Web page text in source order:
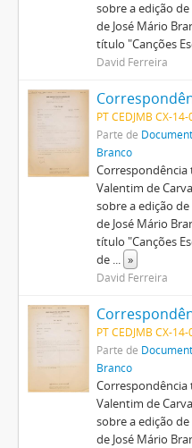
sobre a edição
de José Mário
título "Canções
David Ferreira
PT CEDJMB CX-
Parte de
Branco
Correspondência
Valentim de
sobre a edição
de José Mário
título "Canções
de ... »
David Ferreira
PT CEDJMB CX-
Parte de
Branco
Correspondência
Valentim de
sobre a edição
de José Mário